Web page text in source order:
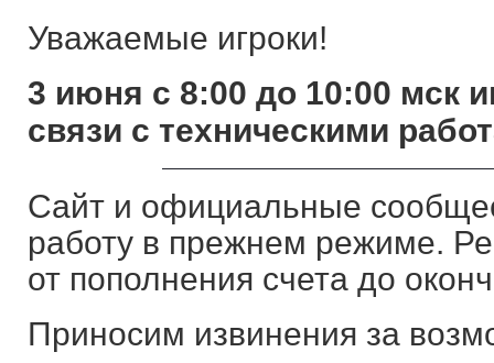
Уважаемые игроки!
3 июня с 8:00 до 10:00 мск
связи с техническими
Сайт и официальные
работу в прежнем режиме.
от пополнения счета до
Приносим извинения за